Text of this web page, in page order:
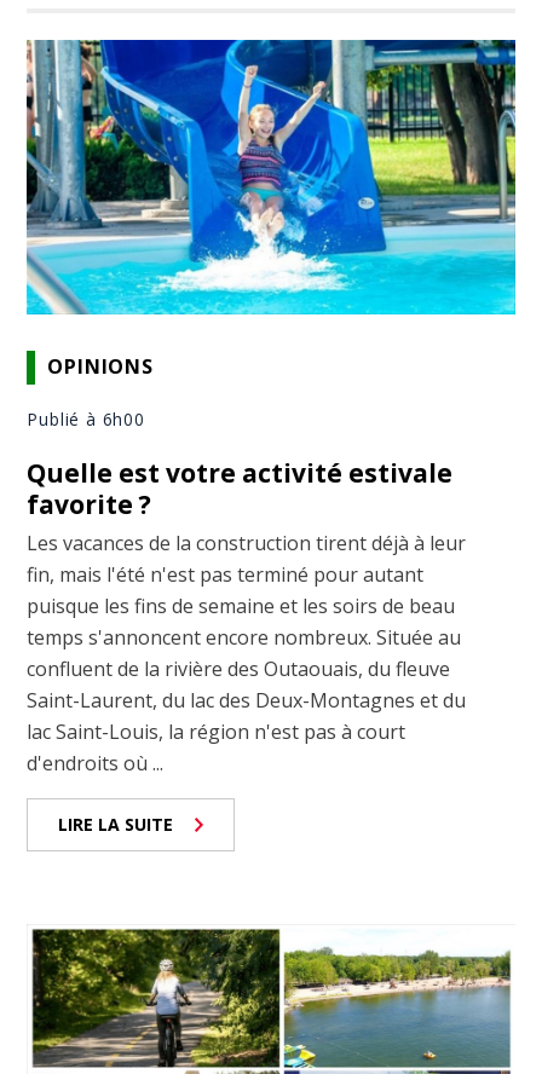
OPINIONS
Publié à 6h00
Quelle est votre activité estivale
favorite ?
Les vacances de la construction tirent déjà à leur
fin, mais l'été n'est pas terminé pour autant
puisque les fins de semaine et les soirs de beau
temps s'annoncent encore nombreux. Située au
confluent de la rivière des Outaouais, du fleuve
Saint-Laurent, du lac des Deux-Montagnes et du
lac Saint-Louis, la région n'est pas à court
d'endroits où ...
LIRE LA SUITE